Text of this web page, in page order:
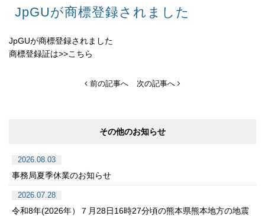
JpGUが商標登録されました
JpGUが商標登録されました
商標登録証は>>こちら
前の記事へ 次の記事へ
その他のお知らせ
2026.08.03
事務局夏季休業のお知らせ
2026.07.28
令和8年(2026年）７月28日16時27分頃の熊本県熊本地方の地震